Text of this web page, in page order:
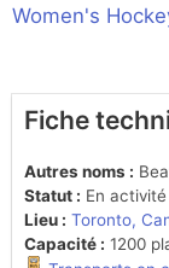
Women's
Fiche
Autres noms :
Statut : En activité
Lieu : Toronto,
Capacité : 1200